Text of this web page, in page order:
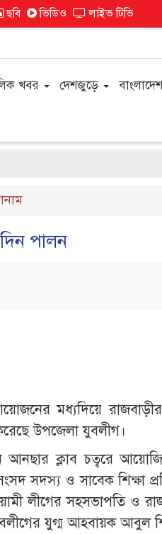
ছবি ভিডিও লাইভ টিভি
খবর দেশজুড়ে
পালন
মধ্যদিয়ে রাজবাড়ীর
উপজেলা যুবলীগ।
আনছার ক্লাব চত্বরে
সদস্য ও সাবেক শিক্ষা
লীগের সহসভাপতি ও
যুগ্ম আহবায়ক আবুল